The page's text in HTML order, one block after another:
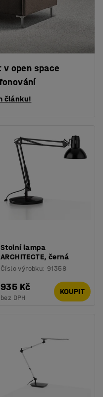
open space
článku!
Stolní lampa
ARCHITECTE, černá
Číslo výrobku: 91358
935 Kč
bez DPH
KOUPIT